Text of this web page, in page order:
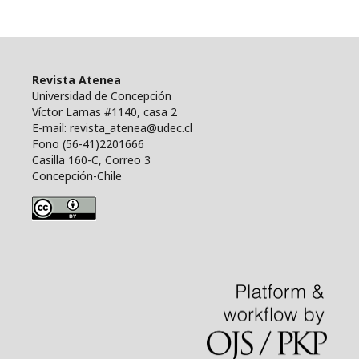
Revista Atenea
Universidad de Concepción
Víctor Lamas #1140, casa 2
E-mail: revista_atenea@udec.cl
Fono (56-41)2201666
Casilla 160-C, Correo 3
Concepción-Chile